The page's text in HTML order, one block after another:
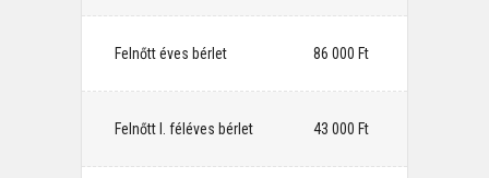
Felnőtt éves bérlet ⠀86 000 Ft
Felnőtt I. féléves bérlet ⠀43 000 Ft